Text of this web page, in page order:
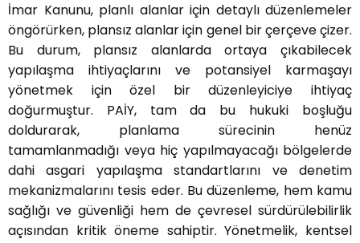
İmar Kanunu, planlı alanlar için detaylı düzenlemeler
öngörürken, plansız alanlar için genel bir çerçeve çizer.
Bu durum, plansız alanlarda ortaya çıkabilecek
yapılaşma ihtiyaçlarını ve potansiyel karmaşayı
yönetmek için özel bir düzenleyiciye ihtiyaç
doğurmuştur. PAİY, tam da bu hukuki boşluğu
doldurarak, planlama sürecinin henüz
tamamlanmadığı veya hiç yapılmayacağı bölgelerde
dahi asgari yapılaşma standartlarını ve denetim
mekanizmalarını tesis eder. Bu düzenleme, hem kamu
sağlığı ve güvenliği hem de çevresel sürdürülebilirlik
açısından kritik öneme sahiptir. Yönetmelik, kentsel